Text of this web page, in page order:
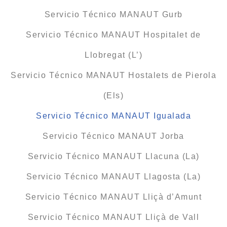
Servicio Técnico MANAUT Gurb
Servicio Técnico MANAUT Hospitalet de
Llobregat (L’)
Servicio Técnico MANAUT Hostalets de Pierola
(Els)
Servicio Técnico MANAUT Igualada
Servicio Técnico MANAUT Jorba
Servicio Técnico MANAUT Llacuna (La)
Servicio Técnico MANAUT Llagosta (La)
Servicio Técnico MANAUT Lliçà d’Amunt
Servicio Técnico MANAUT Lliçà de Vall